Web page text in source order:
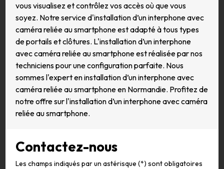
vous visualisez et contrôlez vos accès où que vous
soyez. Notre service d'installation d’un interphone avec
caméra reliée au smartphone est adapté à tous types
de portails et clôtures. L'installation d’un interphone
avec caméra reliée au smartphone est réalisée par nos
techniciens pour une configuration parfaite. Nous
sommes l'expert en installation d’un interphone avec
caméra reliée au smartphone en Normandie. Profitez de
notre offre sur l'installation d’un interphone avec caméra
reliée au smartphone.
Contactez-nous
Les champs indiqués par un astérisque (*) sont obligatoires